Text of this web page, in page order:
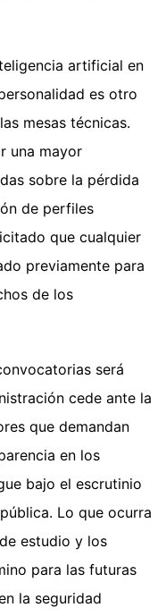
artificial en
es otro
mesas técnicas.
una mayor
sobre la pérdida
de perfiles
que cualquier
previamente para
de los
será
cede ante la
que demandan
en los
bajo el escrutinio
Lo que ocurra
estudio y los
para las futuras
la seguridad